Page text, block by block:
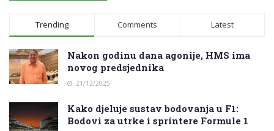
Trending Comments Latest
Nakon godinu dana agonije, HMS ima
novog predsjednika
21/12/2025
Kako djeluje sustav bodovanja u F1:
Bodovi za utrke i sprintere Formule 1